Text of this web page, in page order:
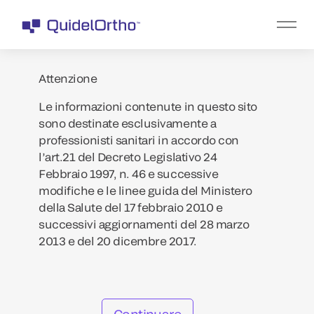
Attenzione
Le informazioni contenute in questo sito
sono destinate esclusivamente a
professionisti sanitari in accordo con
l’art.21 del Decreto Legislativo 24
Febbraio 1997, n. 46 e successive
modifiche e le linee guida del Ministero
della Salute del 17 febbraio 2010 e
successivi aggiornamenti del 28 marzo
2013 e del 20 dicembre 2017.